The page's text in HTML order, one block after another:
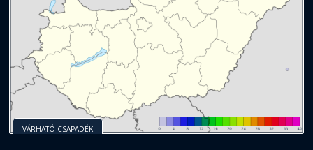
VÁRHATÓ CSAPADÉK